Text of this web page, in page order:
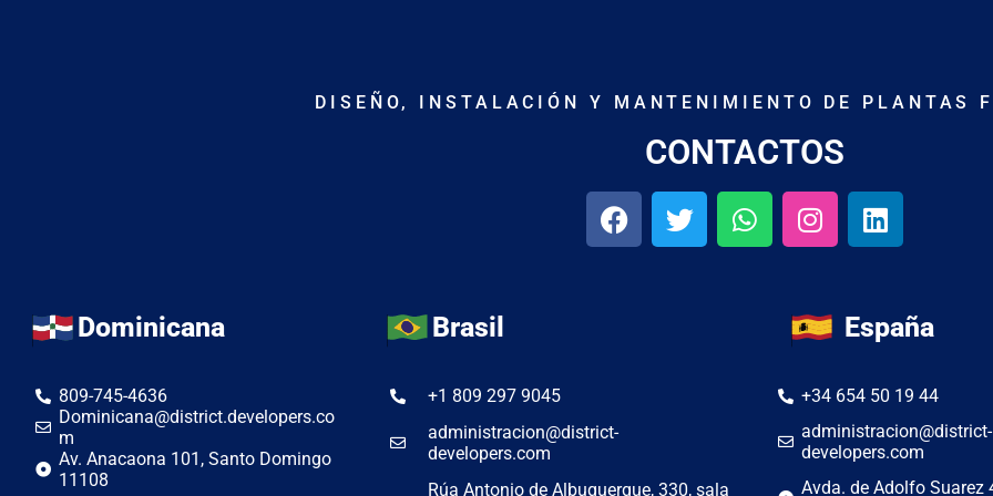
DISEÑO, INSTALACIÓN Y MANTENIMIENTO DE PLANTAS
CONTACTOS
Dominicana
809-745-4636
Dominicana@district.developers.co
m
Av. Anacaona 101, Santo Domingo
11108
Brasil
+1 809 297 9045
administracion@district-
developers.com
Rúa Antonio de Albuquerque, 330, sala
España
+34 654 50 19 44
administracion@district-
developers.com
Avda. de Adolfo Suarez